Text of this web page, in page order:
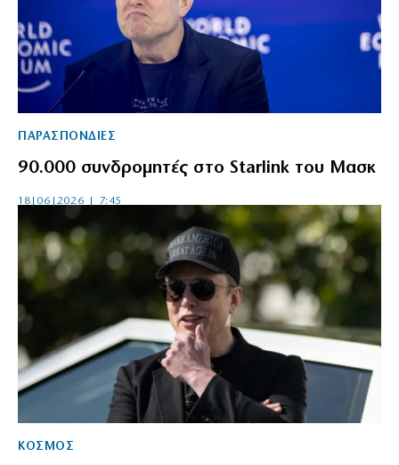
ΠΑΡΑΣΠΟΝΔΙΕΣ
90.000 συνδρομητές στο Starlink του Μασκ
18|06|2026 | 7:45
ΚΟΣΜΟΣ